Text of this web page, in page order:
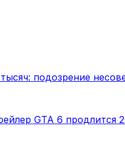
подозрение